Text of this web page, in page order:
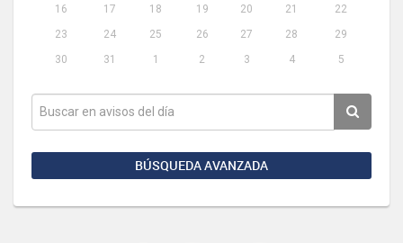
16
17 18 19 20 21
22
23
24 25 26 27 28
29
30
31 1 2 3 4 5
BÚSQUEDA AVANZADA